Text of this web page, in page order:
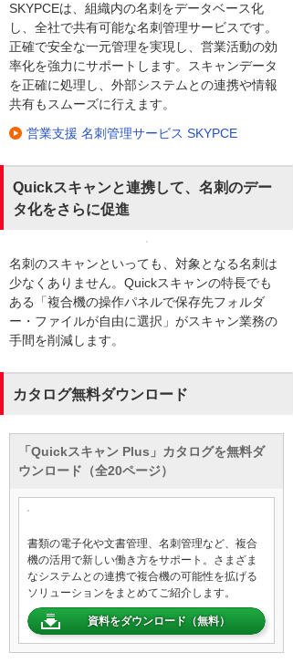
SKYPCEは、組織内の名刺をデータベース化
し、全社で共有可能な名刺管理サービスです。
正確で安全な一元管理を実現し、営業活動の効
率化を強力にサポートします。スキャンデータ
を正確に処理し、外部システムとの連携や情報
共有もスムーズに行えます。
営業支援 名刺管理サービス SKYPCE
Quickスキャンと連携して、名刺のデー
タ化をさらに促進
名刺のスキャンといっても、対象となる名刺は
少なくありません。Quickスキャンの特長でも
ある「複合機の操作パネルで保存先フォルダ
ー・ファイルが自由に選択」がスキャン業務の
手間を削減します。
カタログ無料ダウンロード
「Quickスキャン Plus」カタログを無料ダ
ウンロード（全20ページ）
書類の電子化や文書管理、名刺管理など、複合
機の活用で新しい働き方をサポート。さまざま
なシステムとの連携で複合機の可能性を拡げる
ソリューションをまとめてご紹介します。
資料をダウンロード（無料）